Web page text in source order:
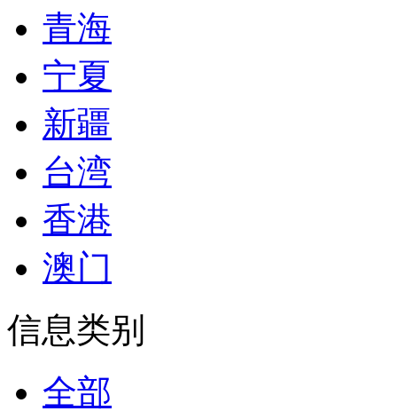
青海
宁夏
新疆
台湾
香港
澳门
信息类别
全部